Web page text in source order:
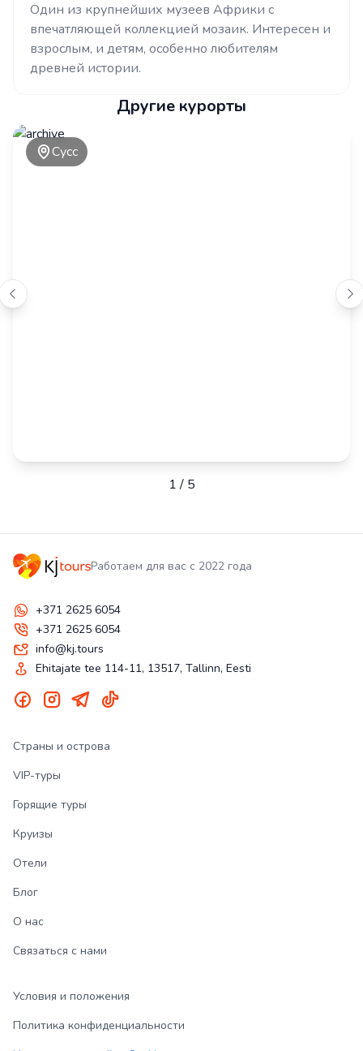
Один из крупнейших музеев Африки с
впечатляющей коллекцией мозаик. Интересен и
взрослым, и детям, особенно любителям
древней истории.
Другие курорты
Сусс
1/ 5
Работаем для вас с 2022 года
+371 2625 6054
+371 2625 6054
info@kj.tours
Ehitajate tee 114-11, 13517, Tallinn, Eesti
Страны и острова
VIP-туры
Горящие туры
Круизы
Отели
Блог
О нас
Связаться с нами
Условия и положения
Политика конфиденциальности